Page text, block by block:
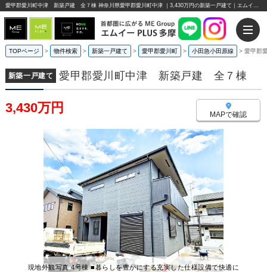
愛甲郡愛川町中津 新築戸建 全７棟 神奈川県愛甲郡愛川町中津 ｜3,430万円の新築一戸建て｜エムイーPLUS多摩
TOPページ > 物件検索 > 新築一戸建て > 愛甲郡愛川町 > 小田急小田原線 > 愛甲郡
新築一戸建て 愛甲郡愛川町中津 新築戸建 全７棟
3,430万円 MAPで確認
現地外観写真 4号棟 ■暮らしを豊かにする充実した仕様設備で快適に